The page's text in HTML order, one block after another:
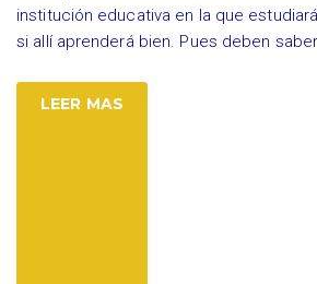
institución educativa en la que
si allí aprenderá bien. Pues deben
LEER MAS